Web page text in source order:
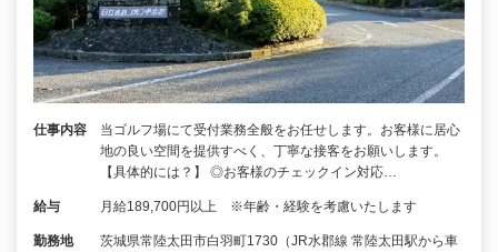
仕事内容
当ゴルフ場にて受付業務全般をお任せします。お客様に居心
地の良い空間を提供すべく、丁寧な接客をお願いします。
【具体的には？】 ◎お客様のチェックイン対応…
給与 月給189,700円以上 ※年齢・経験を考慮いたします
勤務地
茨城県常陸太田市白羽町1730（JR水郡線 常陸太田駅から車